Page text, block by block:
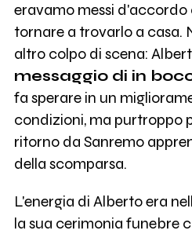
eravamo messi d'accordo
tornare a trovarlo a casa.
altro colpo di scena:
messaggio di in
fa sperare in un
condizioni, ma purtroppo
ritorno da Sanremo
della scomparsa.
L'energia di Alberto era
la sua cerimonia funebre